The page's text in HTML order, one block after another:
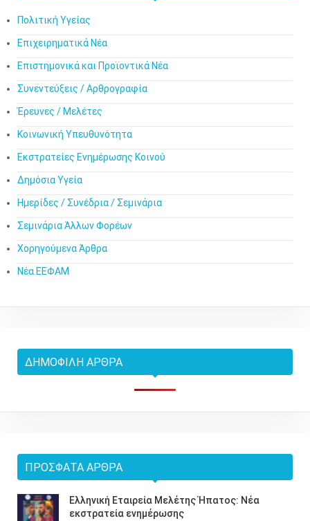
Πολιτική Υγείας
Επιχειρηματικά Νέα
Επιστημονικά και Προϊοντικά Νέα
Συνεντεύξεις / Αρθρογραφία
Έρευνες / Μελέτες
Κοινωνική Υπευθυνότητα
Εκστρατείες Ενημέρωσης Κοινού
Δημόσια Υγεία
Ημερίδες / Συνέδρια / Σεμινάρια
Σεμινάρια Άλλων Φορέων
Χορηγούμενα Άρθρα
Νέα ΕΕΦΑΜ
ΔΗΜΟΦΙΛΉ ΆΡΘΡΑ
ΠΡΌΣΦΑΤΑ ΆΡΘΡΑ
Ελληνική Εταιρεία Μελέτης Ήπατος: Νέα
εκστρατεία ενημέρωσης